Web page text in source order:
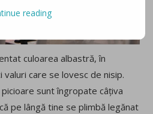
culoarea albastră, în
valuri care se lovesc de nisip.
picioare sunt îngropate câțiva
pe lângă tine se plimbă legănat
reading